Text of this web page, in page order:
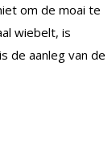
om de moai te
wiebelt, is
de aanleg van de